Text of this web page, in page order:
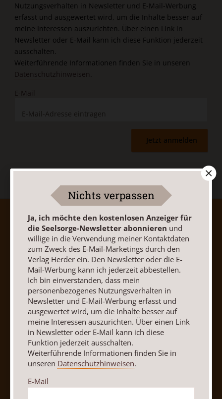
Nutzungsverhalten in Newsletter und E-Mail-Werbung
erfasst und ausgewertet wird, um die Inhalte besser auf
meine Interessen auszurichten. Über einen Link in
Newsletter oder E-Mail kann ich diese Funktion jederzeit
ausschalten.
Weiterführende Informationen finden Sie in unseren
Datenschutzhinweisen.
E-Mail
Jetzt anmelden
AGB und Widerrufsbelehrung
Datenschutz
Barrierefreiheit
Impressum
Vertrag widerrufen Abo online kündigen
Nichts verpassen
Ja, ich möchte den kostenlosen Anzeiger für
die Seelsorge-Newsletter abonnieren und
willige in die Verwendung meiner Kontaktdaten
zum Zweck des E-Mail-Marketings durch den
Verlag Herder ein. Den Newsletter oder die E-
Mail-Werbung kann ich jederzeit abbestellen.
Ich bin einverstanden, dass mein
personenbezogenes Nutzungsverhalten in
Newsletter und E-Mail-Werbung erfasst und
ausgewertet wird, um die Inhalte besser auf
meine Interessen auszurichten. Über einen Link
in Newsletter oder E-Mail kann ich diese
Funktion jederzeit ausschalten.
Weiterführende Informationen finden Sie in
unseren Datenschutzhinweisen.
E-Mail